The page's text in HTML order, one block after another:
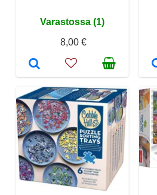
Varastossa (1)
8,00 €